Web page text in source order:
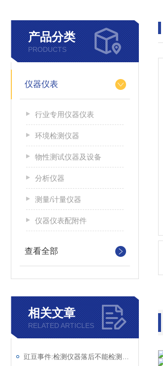
产品分类
PRODUCTS
仪器仪表
行业专用仪器仪表
环境检测仪器
物性测试仪器及设备
分析仪器
测量/计量仪器
仪器仪表配附件
查看全部
相关文章
RELATED ARTICLES